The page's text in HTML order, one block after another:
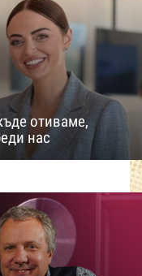
отиваме,
нас